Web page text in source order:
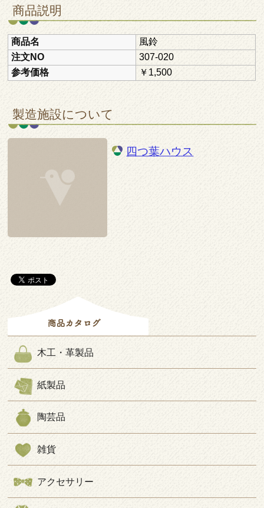
商品説明
商品名
風鈴
注文NO
307-020
参考価格
￥1,500
製造施設について
四つ葉ハウス
木工・革製品
紙製品
陶芸品
雑貨
アクセサリー